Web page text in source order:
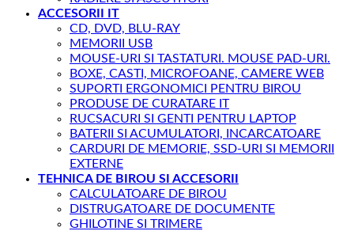
ACCESORII IT
CD, DVD, BLU-RAY
MEMORII USB
MOUSE-URI SI TASTATURI. MOUSE PAD-URI.
BOXE, CASTI, MICROFOANE, CAMERE WEB
SUPORTI ERGONOMICI PENTRU BIROU
PRODUSE DE CURATARE IT
RUCSACURI SI GENTI PENTRU LAPTOP
BATERII SI ACUMULATORI, INCARCATOARE
CARDURI DE MEMORIE, SSD-URI SI MEMORII
EXTERNE
TEHNICA DE BIROU SI ACCESORII
CALCULATOARE DE BIROU
DISTRUGATOARE DE DOCUMENTE
GHILOTINE SI TRIMERE